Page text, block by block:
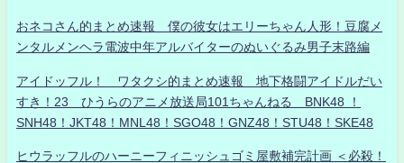
おネコさん的まとめ速報 僕の彼女はエリーちゃん人形！豆腐メ
ンタルメンヘラ電波中年アルバイターのぬいぐるみ男子末路編
アイドッフル！ ワタクシ的まとめ速報 地下格闘アイドルだい
すき！23 ひうらのアニメ放送局101ちゃんねる BNK48 ！
SNH48！JKT48！MNL48！SGO48！GNZ48！STU48！SKE48
ヒウラッフルのハーニーフィニッシュゴミ屋敷補完計画 ＜必殺！